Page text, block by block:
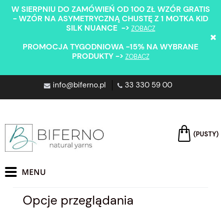
W SIERPNIU DO ZAMÓWIEŃ OD 100 ZŁ WZÓR GRATIS
- WZÓR NA ASYMETRYCZNĄ CHUSTĘ Z 1 MOTKA KID
SILK NUANCE -> ZOBACZ
PROMOCJA TYGODNIOWA -15% NA WYBRANE
PRODUKTY -> ZOBACZ
info@biferno.pl 33 330 59 00
(PUSTY)
Opcje przeglądania